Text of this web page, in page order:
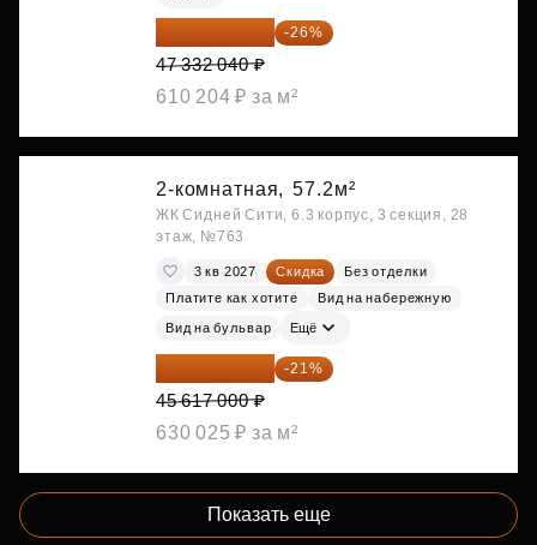
35 025 710 ₽ -26%
47 332 040 ₽
610 204 ₽ за м²
2-комнатная, 57.2м²
ЖК Сидней Сити, 6.3 корпус, 3 секция, 28
этаж, №763
3 кв 2027 Скидка
Без отделки
Платите как хотите
Вид на набережную
Вид на бульвар Ещё
36 037 430 ₽ -21%
45 617 000 ₽
630 025 ₽ за м²
Показать еще